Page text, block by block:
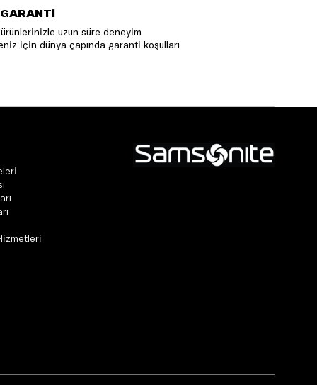
uzun süre deneyim
için dünya çapında garanti koşulları